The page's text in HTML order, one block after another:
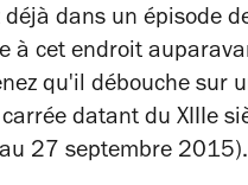
déjà dans un épisode
à cet endroit
qu'il débouche sur
datant du XIIIe
27 septembre 2015).